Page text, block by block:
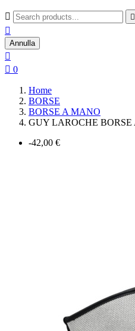
 

Annulla

 0
Home
BORSE
BORSE A MANO
GUY LAROCHE BORSE
-42,00 €